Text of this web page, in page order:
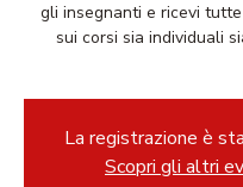
gli insegnanti e ricevi
sui corsi sia individuali
La registrazione è
Scopri gli altri